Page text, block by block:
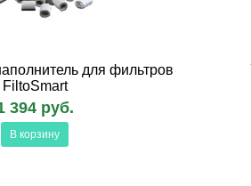
для фильтров
FiltoSmart
394 руб.
В корзину